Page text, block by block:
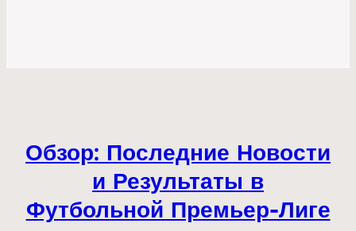
Обзор: Последние Новости
и Результаты в
Футбольной Премьер-Лиге